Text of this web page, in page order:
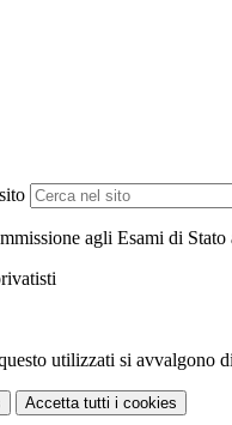
agli Esami di
utilizzati si avvalgono
Accetta tutti i cookies